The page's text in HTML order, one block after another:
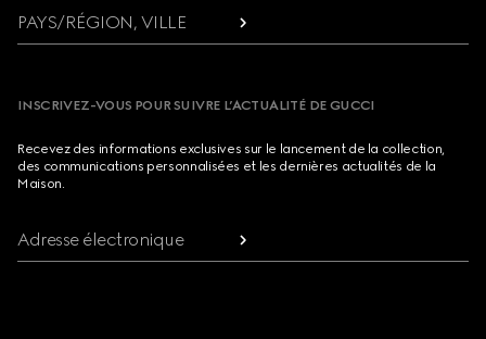
PAYS/RÉGION, VILLE
INSCRIVEZ-VOUS POUR SUIVRE L’ACTUALITÉ DE GUCCI
Recevez des informations exclusives sur le lancement de la collection,
des communications personnalisées et les dernières actualités de la
Maison.
Adresse électronique